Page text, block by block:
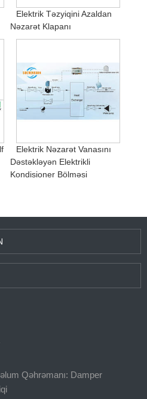
Elektrik Təzyiqini Azaldan
Nəzarət Klapanı
Elektrik Nəzarət Vanasını
Dəstəkləyən Elektrikli
Kondisioner Bölməsi
Qəhrəmanı: Damper